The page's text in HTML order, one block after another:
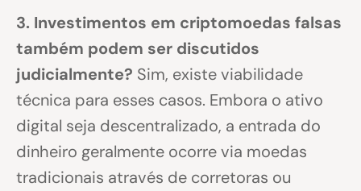
3. Investimentos em criptomoedas falsas
também podem ser discutidos
judicialmente? Sim, existe viabilidade
técnica para esses casos. Embora o ativo
digital seja descentralizado, a entrada do
dinheiro geralmente ocorre via moedas
tradicionais através de corretoras ou